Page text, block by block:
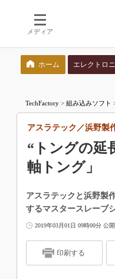
メディア
ホーム エレクトロ
TechFactory > 組み込みソフト
“トングの延
軸トング」
アスラテック／浜野製
アスラテックと浜野製
するマスタースレーブ
2019年03月01日 09時00分 公開
印刷する